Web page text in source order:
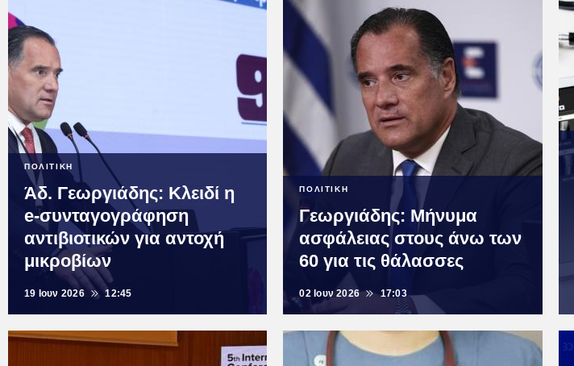
ΠΟΛΙΤΙΚΗ
Άδ. Γεωργιάδης: Κλειδί η
e-συνταγογράφηση
αντιβιοτικών για αντοχή
μικροβίων
19 Ιουν 2026 12:45
ΠΟΛΙΤΙΚΗ
Γεωργιάδης: Μήνυμα
ασφάλειας στους άνω των
60 για τις θάλασσες
02 Ιουν 2026 17:03